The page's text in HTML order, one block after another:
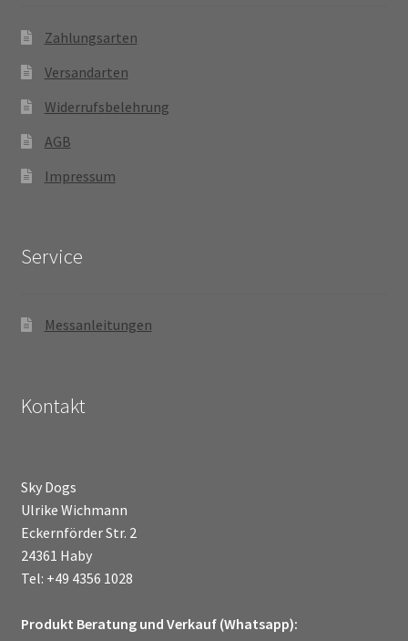
Zahlungsarten
Versandarten
Widerrufsbelehrung
AGB
Impressum
Service
Messanleitungen
Kontakt
Sky Dogs
Ulrike Wichmann
Eckernförder Str. 2
24361 Haby
Tel: +49 4356 1028
Produkt Beratung und Verkauf (Whatsapp):